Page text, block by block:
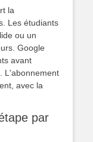
la
Les étudiants
ou un
Google
avant
L'abonnement
avec la
par